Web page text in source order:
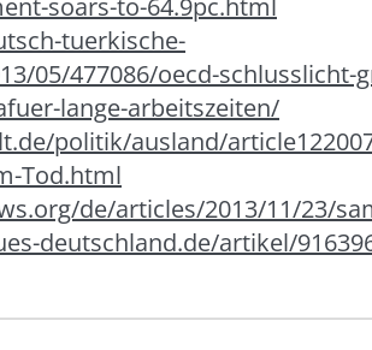
soars-to-64.9pc.html
tuerkische-
05/477086/oecd-schlusslicht-
lange-arbeitszeiten/
politik/ausland/
Tod.html
de/articles/2013/11/23/
deutschland.de/artikel/